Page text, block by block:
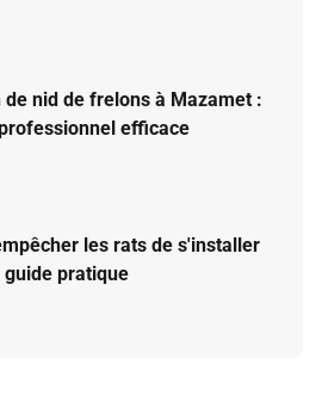
de nid de frelons à Mazamet :
efficace
les rats de s'installer
guide pratique